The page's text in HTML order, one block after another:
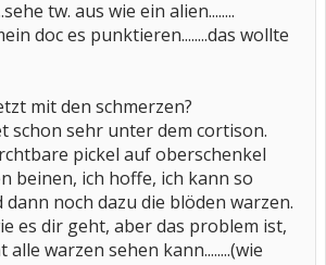
tw. aus wie ein alien........
doc es punktieren........das wollte
mit den schmerzen?
schon sehr unter dem cortison.
pickel auf oberschenkel
beinen, ich hoffe, ich kann so
noch dazu die blöden warzen.
es dir geht, aber das problem ist,
alle warzen sehen kann........(wie